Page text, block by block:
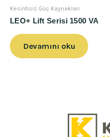
Kesintisiz Güç Kaynakları
LEO+ Lift Serisi 1500 VA
Devamını oku